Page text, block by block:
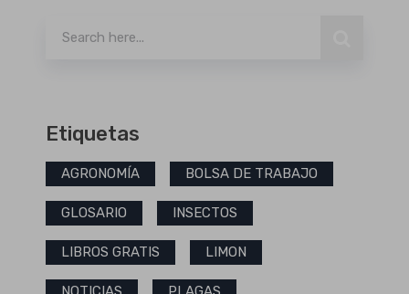
Etiquetas
AGRONOMÍA BOLSA DE TRABAJO
GLOSARIO INSECTOS
LIBROS GRATIS LIMON